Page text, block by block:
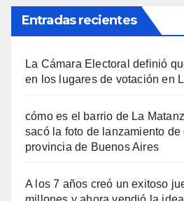
Entradas recientes
La Cámara Electoral definió
en los lugares de votación en
cómo es el barrio de La
sacó la foto de lanzamiento de
provincia de Buenos Aires
A los 7 años creó un exitoso